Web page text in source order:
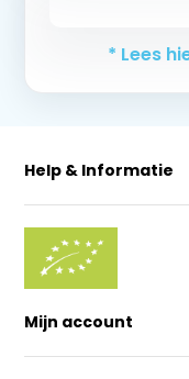
* Lees
Help & Informatie
Mijn account